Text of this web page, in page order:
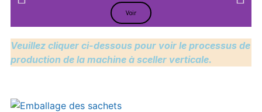
Voir
Veuillez cliquer ci-dessous pour voir le processus de
production de la machine à sceller verticale.